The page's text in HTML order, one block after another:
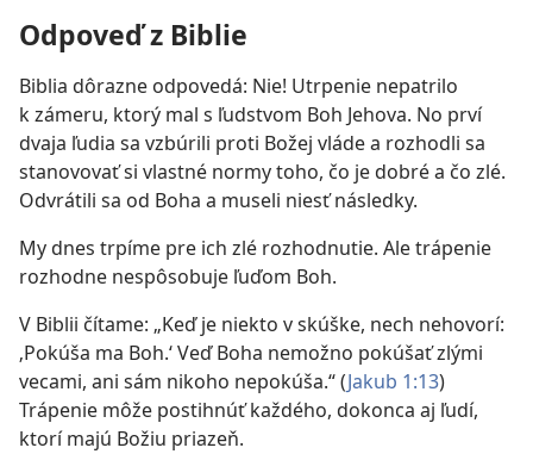
Odpoveď z Biblie
Biblia dôrazne odpovedá: Nie! Utrpenie nepatrilo
k zámeru, ktorý mal s ľudstvom Boh Jehova. No prví
dvaja ľudia sa vzbúrili proti Božej vláde a rozhodli sa
stanovovať si vlastné normy toho, čo je dobré a čo zlé.
Odvrátili sa od Boha a museli niesť následky.
My dnes trpíme pre ich zlé rozhodnutie. Ale trápenie
rozhodne nespôsobuje ľuďom Boh.
V Biblii čítame: „Keď je niekto v skúške, nech nehovorí:
‚Pokúša ma Boh.‘ Veď Boha nemožno pokúšať zlými
vecami, ani sám nikoho nepokúša.“ ​(Jakub 1:13)
Trápenie môže postihnúť každého, dokonca aj ľudí,
ktorí majú Božiu priazeň.